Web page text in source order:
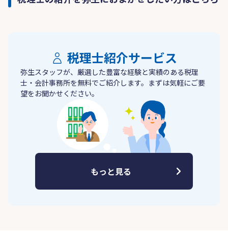
税理士紹介サービス
弥生スタッフが、厳選した豊富な経験と実績のある税理
士・会計事務所を無料でご紹介します。まずは気軽にご要
望をお聞かせください。
もっと見る